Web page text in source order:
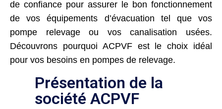
de confiance pour assurer le bon fonctionnement
de vos équipements d’évacuation tel que vos
pompe relevage ou vos canalisation usées.
Découvrons pourquoi ACPVF est le choix idéal
pour vos besoins en pompes de relevage.
Présentation de la
société ACPVF